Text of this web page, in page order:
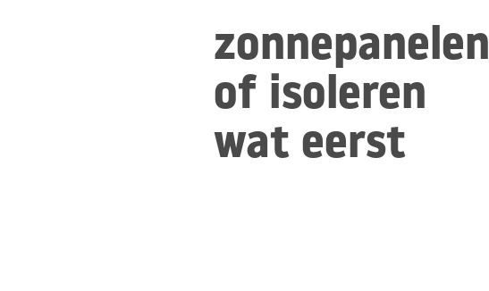
zonnepanelen
of isoleren
wat eerst